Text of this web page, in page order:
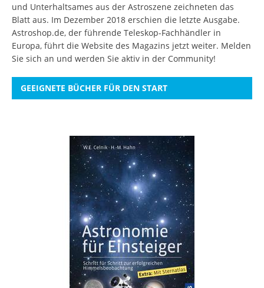
und Unterhaltsames aus der Astroszene zeichneten das
Blatt aus. Im Dezember 2018 erschien die letzte Ausgabe.
Astroshop.de, der führende Teleskop-Fachhändler in
Europa, führt die Website des Magazins jetzt weiter. Melden
Sie sich an und werden Sie aktiv in der Community!
GEEIGNETE BÜCHER FÜR DEN START